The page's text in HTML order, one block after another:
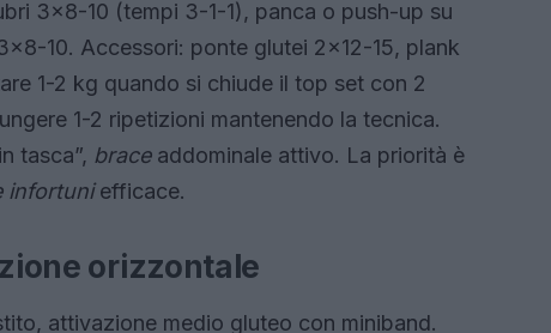
3×8-10 (tempi 3-1-1), panca o push-up su
10. Accessori: ponte glutei 2×12-15, plank
1-2 kg quando si chiude il top set con 2
1-2 ripetizioni mantenendo la tecnica.
tasca”, braceaddominale attivo. La priorità è
infortuniefficace.
orizzontale
attivazione medio gluteo con miniband.